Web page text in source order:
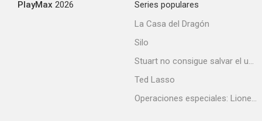
PlayMax 2026
Series populares
La Casa del Dragón
Silo
Stuart no consigue salvar el universo
Ted Lasso
Operaciones especiales: Lioness